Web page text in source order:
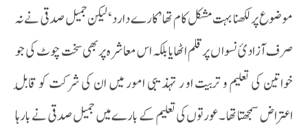
موضوع پر لکھنا بہت مشکل کام تھا’کارے دارد‘ لیکن جمیل صدقی نے نہ
صرف آزادیٔ نسوا ں پر قلم اٹھایا بلکہ اس معاشرہ پر بھی سخت چوٹ کی جو
خواتین کی تعلیم و تربیت او ر تہذیبی امور میں ان کی شرکت کو قابلِ
اعتراض سمجھتا تھا ۔ عورتوں کی تعلیم کے بارے میں جمیل صدقی نے بارہا